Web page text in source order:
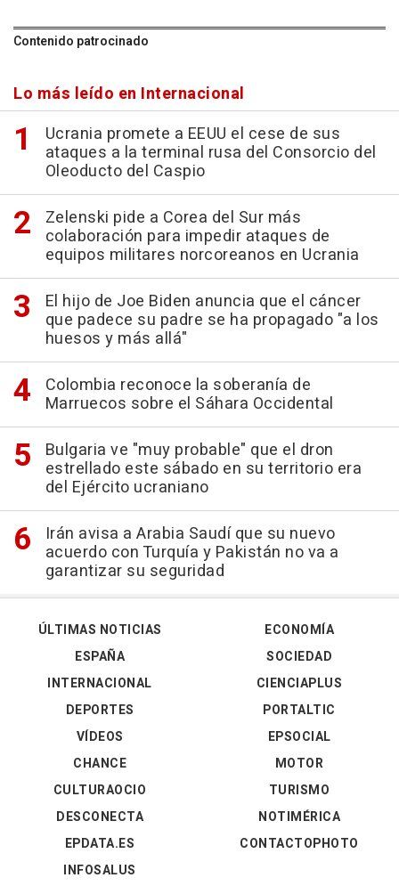
Contenido patrocinado
Lo más leído en Internacional
Ucrania promete a EEUU el cese de sus
ataques a la terminal rusa del Consorcio del
Oleoducto del Caspio
Zelenski pide a Corea del Sur más
colaboración para impedir ataques de
equipos militares norcoreanos en Ucrania
El hijo de Joe Biden anuncia que el cáncer
que padece su padre se ha propagado "a los
huesos y más allá"
Colombia reconoce la soberanía de
Marruecos sobre el Sáhara Occidental
Bulgaria ve "muy probable" que el dron
estrellado este sábado en su territorio era
del Ejército ucraniano
Irán avisa a Arabia Saudí que su nuevo
acuerdo con Turquía y Pakistán no va a
garantizar su seguridad
ÚLTIMAS NOTICIAS
ESPAÑA
INTERNACIONAL
DEPORTES
VÍDEOS
ECONOMÍA
SOCIEDAD
CIENCIAPLUS
PORTALTIC
EPSOCIAL
CHANCE
CULTURAOCIO
DESCONECTA
EPDATA.ES
INFOSALUS
MOTOR
TURISMO
NOTIMÉRICA
CONTACTOPHOTO